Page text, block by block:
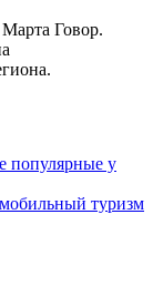
Говор.
популярные у
туризм